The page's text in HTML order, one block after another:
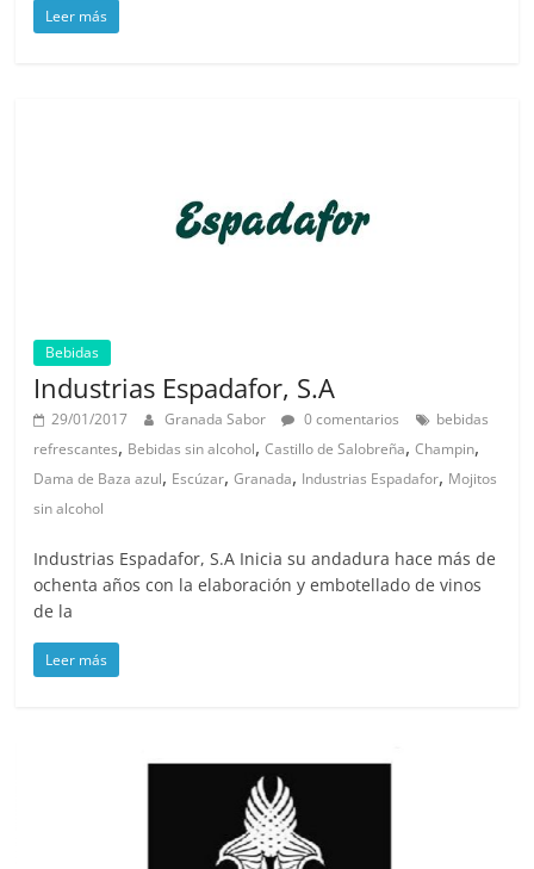
Leer más
Bebidas
Industrias Espadafor, S.A
29/01/2017 Granada Sabor 0 comentarios
bebidas
refrescantes, Bebidas sin alcohol,Castillo de Salobreña,Champin,
Dama de Baza azul, Escúzar,Granada, Industrias Espadafor, Mojitos
sin alcohol
Industrias Espadafor, S.A Inicia su andadura hace más de
ochenta años con la elaboración y embotellado de vinos
de la
Leer más